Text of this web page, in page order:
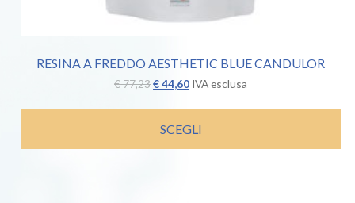
RESINA A FREDDO AESTHETIC BLUE CANDULOR
€77,23Il
originale
era:
€ 77,23.
€44,60Il
attuale
è:
€ 44,60.
IVA esclusa
SCEGLI